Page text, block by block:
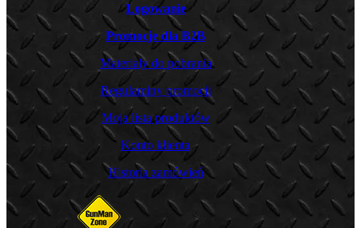
Logowanie
Promocje dla B2B
Materiały do pobrania
Regulaminy promocji
Moja lista produktów
Konto klienta
Historia zamówień